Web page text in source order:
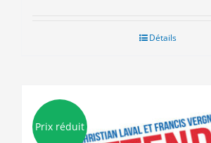
Détails
Prix réduit